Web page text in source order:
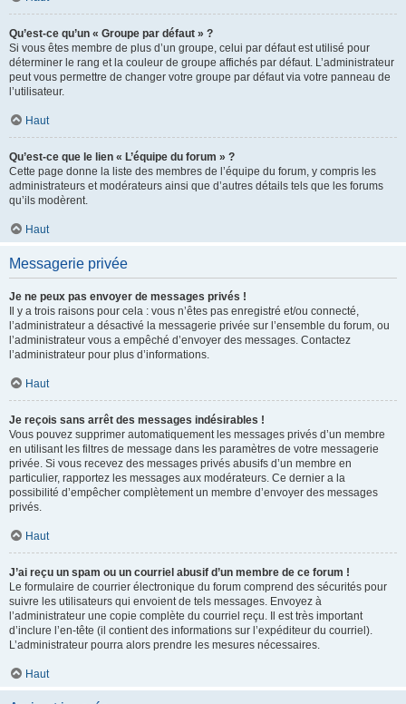
Qu’est-ce qu’un « Groupe par défaut » ?
Si vous êtes membre de plus d’un groupe, celui par défaut est utilisé pour
déterminer le rang et la couleur de groupe affichés par défaut. L’administrateur
peut vous permettre de changer votre groupe par défaut via votre panneau de
l’utilisateur.
Haut
Qu’est-ce que le lien « L’équipe du forum » ?
Cette page donne la liste des membres de l’équipe du forum, y compris les
administrateurs et modérateurs ainsi que d’autres détails tels que les forums
qu’ils modèrent.
Haut
Messagerie privée
Je ne peux pas envoyer de messages privés !
Il y a trois raisons pour cela : vous n’êtes pas enregistré et/ou connecté,
l’administrateur a désactivé la messagerie privée sur l’ensemble du forum, ou
l’administrateur vous a empêché d’envoyer des messages. Contactez
l’administrateur pour plus d’informations.
Haut
Je reçois sans arrêt des messages indésirables !
Vous pouvez supprimer automatiquement les messages privés d’un membre
en utilisant les filtres de message dans les paramètres de votre messagerie
privée. Si vous recevez des messages privés abusifs d’un membre en
particulier, rapportez les messages aux modérateurs. Ce dernier a la
possibilité d’empêcher complètement un membre d’envoyer des messages
privés.
Haut
J’ai reçu un spam ou un courriel abusif d’un membre de ce forum !
Le formulaire de courrier électronique du forum comprend des sécurités pour
suivre les utilisateurs qui envoient de tels messages. Envoyez à
l’administrateur une copie complète du courriel reçu. Il est très important
d’inclure l’en-tête (il contient des informations sur l’expéditeur du courriel).
L’administrateur pourra alors prendre les mesures nécessaires.
Haut